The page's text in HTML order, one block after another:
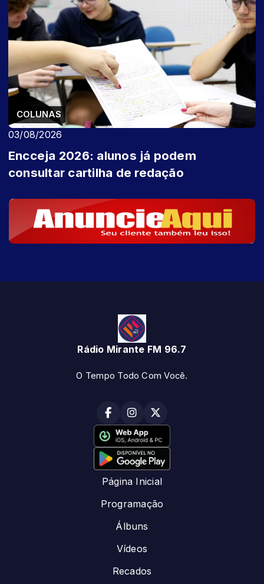
COLUNAS
03/08/2026
Encceja 2026: alunos já podem
consultar cartilha de redação
Rádio Mirante FM 96.7
O Tempo Todo Com Você.
Página Inicial
Programação
Álbuns
Vídeos
Recados